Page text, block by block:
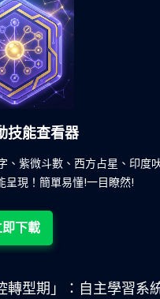
發達神器
率中獎組合，提高中獎率
下載
轉型期」：自主學習系